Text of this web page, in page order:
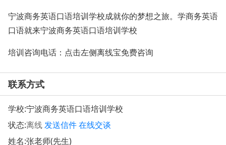
宁波商务英语口语培训学校成就你的梦想之旅。学商务英语
口语就来宁波商务英语口语培训学校
培训咨询电话：点击左侧离线宝免费咨询
联系方式
学校:宁波商务英语口语培训学校
状态:离线发送信件在线交谈
姓名:张老师(先生)